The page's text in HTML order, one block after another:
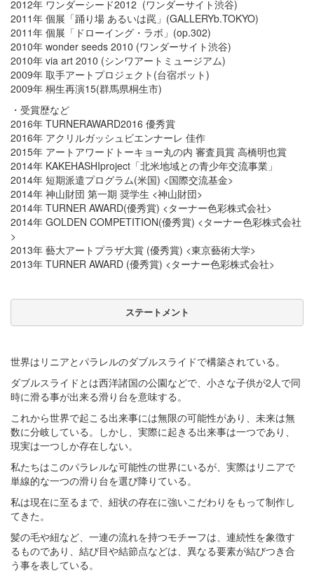
2012年 ワンダーシード2012 (ワンダーサイト渋谷)
2011年 個展「踊り場 あるいは罠」(GALLERYb.TOKYO)
2011年 個展「ドローイング・ラボ」(op.302)
2010年 wonder seeds 2010 (ワンダーサイト渋谷)
2010年 via art 2010 (シンワアートミュージアム)
2009年 取手アートプロジェクト(台宿ポット)
2009年 桐生再演15(群馬県桐生市)
・受賞歴など
2016年 TURNERAWARD2016 優秀賞
2016年 アクリルガッシュビエンナーレ 佳作
2015年 アートアワードトーキョー丸の内 審査員賞 高橋明也賞
2014年 KAKEHASHIproject「北米地域との青少年交流事業」
2014年 短期派遣プログラム(米国) <国際交流基金>
2014年 神山財団 第一期 奨学生 <神山財団>
2014年 TURNER AWARD(優秀賞) <ターナー色彩株式会社>
2014年 GOLDEN COMPETITION(優秀賞) <ターナー色彩株式会社
>
2013年 藝大アートプラザ大賞 (優秀賞) <東京藝術大学>
2013年 TURNER AWARD (優秀賞) <ターナー色彩株式会社>
ステートメント
世界はリニアとパラレルのダブルスライドで構築されている。
ダブルスライドとは西洋諸国の公園などで、小さな子供が2人で同
時に滑る事が出来る滑り台を意味する。
これから世界で起こる出来事には無限の可能性があり、未来は無
数に分岐している。しかし、実際に起きる出来事は一つであり、
現実は一つしか存在しない。
私たちはこのパラレルな可能性の世界にいるが、実際はリニアで
単線的な一つの滑り台を選び降りている。
私は現在に至るまで、紐状の存在に強いこだわりをもって制作し
てきた。
髪の毛や紐など、一連の流れを持つモチーフは、連続性を象徴す
るものであり、結び目や結節点などは、異なる要素が結びつき合
う事を表している。